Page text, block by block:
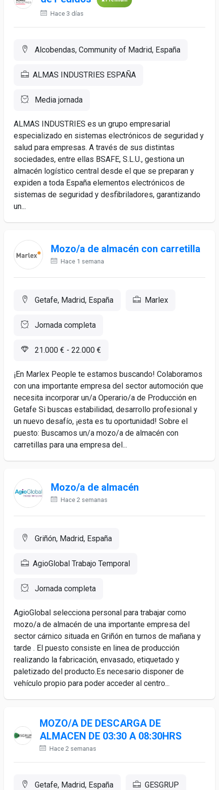
Hace 3 días
Alcobendas, Community of Madrid, España
ALMAS INDUSTRIES ESPAÑA
Media jornada
ALMAS INDUSTRIES es un grupo empresarial
especializado en sistemas electrónicos de seguridad y
salud para empresas. A través de sus distintas
sociedades, entre ellas BSAFE, S.L.U., gestiona un
almacén logístico central desde el que se preparan y
expiden a toda España elementos electrónicos de
sistemas de seguridad y desfibriladores, garantizando
un...
Mozo/a de almacén con carretilla
Hace 1 semana
Getafe, Madrid, España Marlex
Jornada completa
21.000 € - 22.000 €
¡En Marlex People te estamos buscando! Colaboramos
con una importante empresa del sector automoción que
necesita incorporar un/a Operario/a de Producción en
Getafe Si buscas estabilidad, desarrollo profesional y
un nuevo desafío, ¡esta es tu oportunidad! Sobre el
puesto: Buscamos un/a mozo/a de almacén con
carretillas para una empresa del...
Mozo/a de almacén
Hace 2 semanas
Griñón, Madrid, España
AgioGlobal Trabajo Temporal
Jornada completa
AgioGlobal selecciona personal para trabajar como
mozo/a de almacén de una importante empresa del
sector cárnico situada en Griñón en turnos de mañana y
tarde . El puesto consiste en linea de producción
realizando la fabricación, envasado, etiquetado y
paletizado del producto.Es necesario disponer de
vehículo propio para poder acceder al centro...
MOZO/A DE DESCARGA DE
ALMACEN DE 03:30 A 08:30HRS
Hace 2 semanas
Getafe, Madrid, España GESGRUP